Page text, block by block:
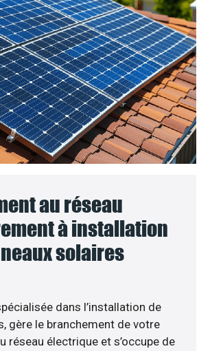
au réseau
à installation
solaires
dans l’installation de
gère le branchement de votre
réseau électrique et s’occupe de